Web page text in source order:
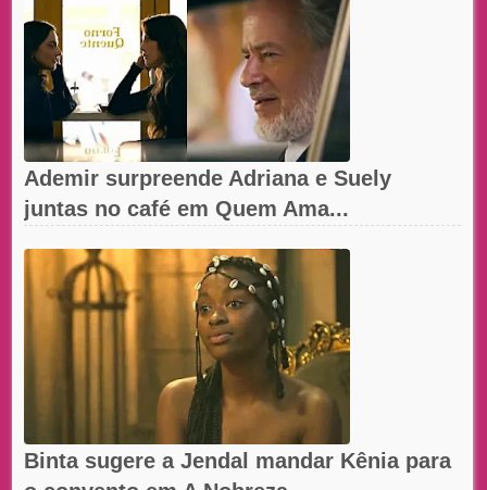
Ademir surpreende Adriana e Suely
juntas no café em Quem Ama...
Binta sugere a Jendal mandar Kênia para